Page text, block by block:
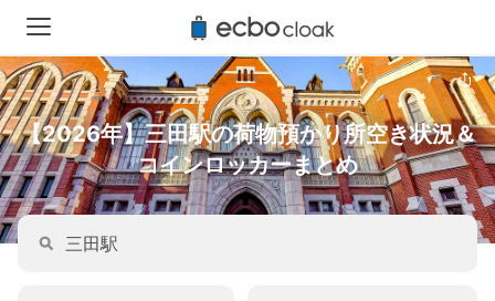
【2026年】三田駅の荷物預かり所空き状況＆
コインロッカーまとめ